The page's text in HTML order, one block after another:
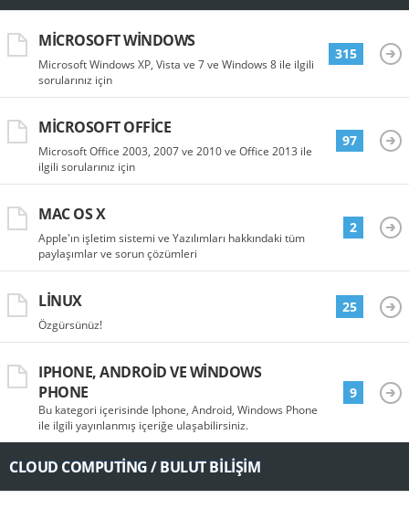
MICROSOFT WINDOWS
Microsoft Windows XP, Vista ve 7 ve Windows 8 ile ilgili
sorularınız için
315
MICROSOFT OFFICE
Microsoft Office 2003, 2007 ve 2010 ve Office 2013 ile
ilgili sorularınız için
97
MAC OS X
Apple'ın işletim sistemi ve Yazılımları hakkındaki tüm
paylaşımlar ve sorun çözümleri
2
LINUX
Özgürsünüz!
25
IPHONE, ANDROID VE WINDOWS
PHONE
Bu kategori içerisinde Iphone, Android, Windows Phone
ile ilgili yayınlanmış içeriğe ulaşabilirsiniz.
9
CLOUD COMPUTING / BULUT BILIŞIM